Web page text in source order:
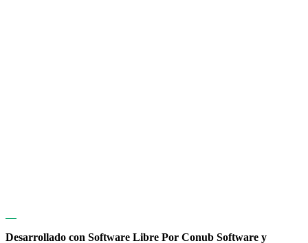
Desarrollado con Software Libre Por Conub Software y